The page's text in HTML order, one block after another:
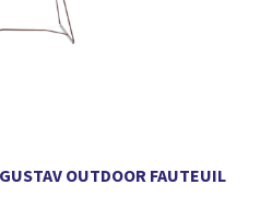
OUTDOOR FAUTEUIL